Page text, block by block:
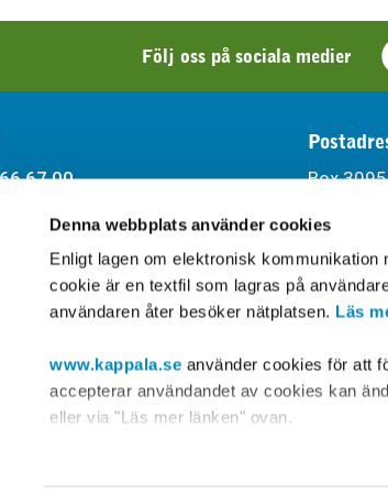
Denna webbplats använder cookies
Enligt lagen om elektronisk
cookie är en textfil som lagras på
användaren åter besöker nätplatsen. Läs
www.kappala.se använder cookies för att
accepterar användandet av cookies kan
eller via "Läs mer länken" ovan.
Följ oss på sociala medier
67 00 Box
Södra